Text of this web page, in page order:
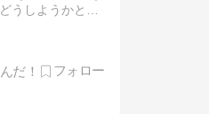
うしようかと思